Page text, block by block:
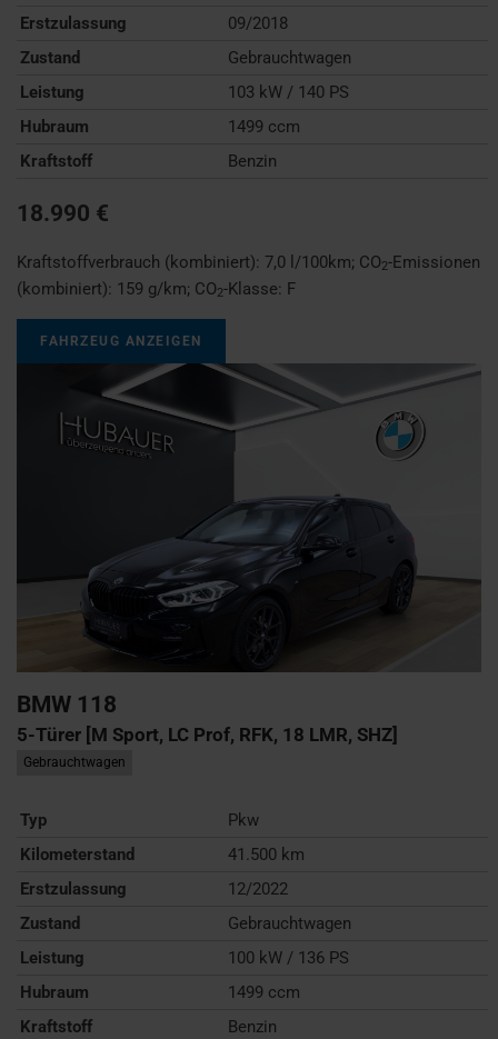
Erstzulassung
09/2018
Zustand
Gebrauchtwagen
Leistung
103 kW / 140 PS
Hubraum
1499 ccm
Kraftstoff
Benzin
18.990 €
Kraftstoffverbrauch (kombiniert): 7,0 l/100km; CO2-Emissionen
(kombiniert): 159 g/km; CO2-Klasse: F
FAHRZEUG ANZEIGEN
BMW 118
5-Türer [M Sport, LC Prof, RFK, 18 LMR, SHZ]
Gebrauchtwagen
Typ
Pkw
Kilometerstand
41.500 km
Erstzulassung
12/2022
Zustand
Gebrauchtwagen
Leistung
100 kW / 136 PS
Hubraum
1499 ccm
Kraftstoff
Benzin